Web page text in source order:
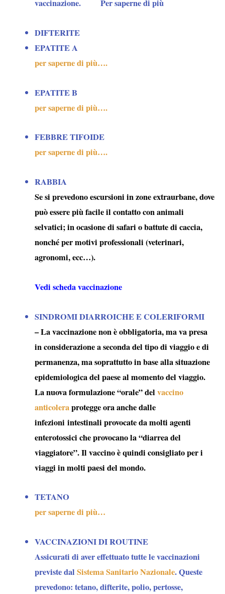
vaccinazione. Per saperne di più
DIFTERITE
EPATITE A
per saperne di più….
EPATITE B
per saperne di più….
FEBBRE TIFOIDE
per saperne di più….
RABBIA
Se si prevedono escursioni in zone extraurbane, dove
può essere più facile il contatto con animali
selvatici; in ocasione di safari o battute di caccia,
nonché per motivi professionali (veterinari,
agronomi, ecc…).
Vedi scheda vaccinazione
SINDROMI DIARROICHE E COLERIFORMI
– La vaccinazione non è obbligatoria, ma va presa
in considerazione a seconda del tipo di viaggio e di
permanenza, ma soprattutto in base alla situazione
epidemiologica del paese al momento del viaggio.
La nuova formulazione “orale” del vaccino
anticoleraprotegge ora anche dalle
infezioni intestinali provocate da molti agenti
enterotossici che provocano la “diarrea del
viaggiatore”. Il vaccino è quindi consigliato per i
viaggi in molti paesi del mondo.
TETANO
per saperne di più…
VACCINAZIONI DI ROUTINE
Assicurati di aver effettuato tutte le vaccinazioni
previste dalSistema Sanitario Nazionale. Queste
prevedono: tetano, difterite, polio, pertosse,